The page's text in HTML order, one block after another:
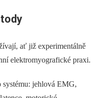
ať již experimentálně
elektromyografické praxi.
systému: jehlová EMG,